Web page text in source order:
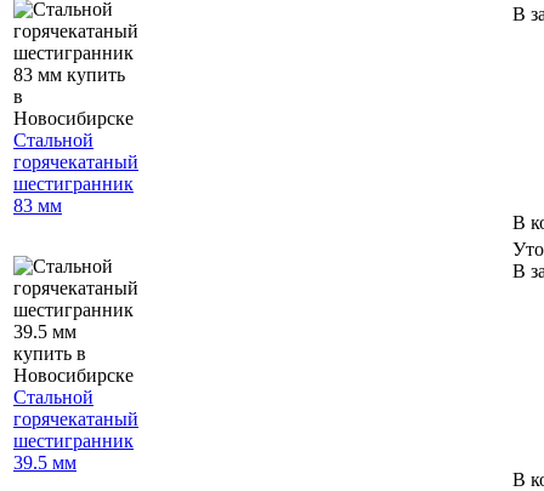
Стальной
горячекатаный
шестигранник
83 мм
В
В
Стальной
горячекатаный
шестигранник
39.5 мм
В
В